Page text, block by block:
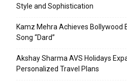
Style and Sophistication
Kamz Mehra Achieves Bollywood
Song “Dard”
Akshay Sharma AVS Holidays
Personalized Travel Plans